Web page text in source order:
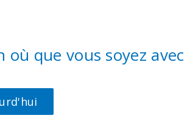
que vous soyez avec